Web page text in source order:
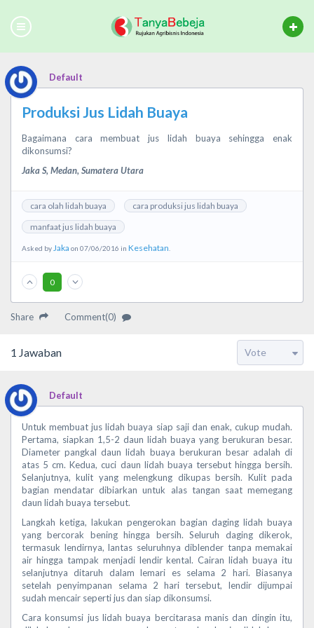
Default
Produksi Jus Lidah Buaya
Bagaimana cara membuat jus lidah buaya sehingga enak
dikonsumsi?
Jaka S, Medan, Sumatera Utara
cara olah lidah buaya
cara produksi jus lidah buaya
manfaat jus lidah buaya
Asked byJaka on 07/06/2016 in Kesehatan
0
Share Comment(0)
1 Jawaban
Default
Untuk membuat jus lidah buaya siap saji dan enak, cukup mudah.
Pertama, siapkan 1,5-2 daun lidah buaya yang berukuran besar.
Diameter pangkal daun lidah buaya berukuran besar adalah di
atas 5 cm. Kedua, cuci daun lidah buaya tersebut hingga bersih.
Selanjutnya, kulit yang melengkung dikupas bersih. Kulit pada
bagian mendatar dibiarkan untuk alas tangan saat memegang
daun lidah buaya tersebut.
Langkah ketiga, lakukan pengerokan bagian daging lidah buaya
yang bercorak bening hingga bersih. Seluruh daging dikerok,
termasuk lendirnya, lantas seluruhnya diblender tanpa memakai
air hingga tampak menjadi lendir kental. Cairan lidah buaya itu
selanjutnya ditaruh dalam lemari es selama 2 hari. Biasanya
setelah penyimpanan selama 2 hari tersebut, lendir dijumpai
sudah mencair seperti jus dan siap dikonsumsi.
Cara konsumsi jus lidah buaya bercitarasa manis dan dingin itu,